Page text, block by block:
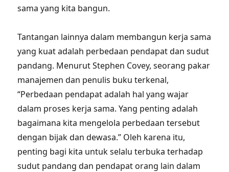
sama yang kita bangun.
Tantangan lainnya dalam membangun kerja sama
yang kuat adalah perbedaan pendapat dan sudut
pandang. Menurut Stephen Covey, seorang pakar
manajemen dan penulis buku terkenal,
“Perbedaan pendapat adalah hal yang wajar
dalam proses kerja sama. Yang penting adalah
bagaimana kita mengelola perbedaan tersebut
dengan bijak dan dewasa.” Oleh karena itu,
penting bagi kita untuk selalu terbuka terhadap
sudut pandang dan pendapat orang lain dalam